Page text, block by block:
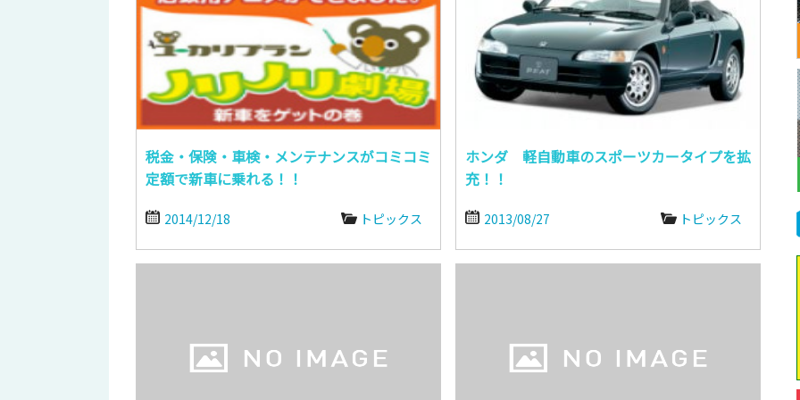
税金・保険・車検・メンテナンスがコミコミ
定額で新車に乗れる！！
2014/12/18 トピックス
ホンダ 軽自動車のスポーツカータイプを拡
充！！
2013/08/27 トピックス